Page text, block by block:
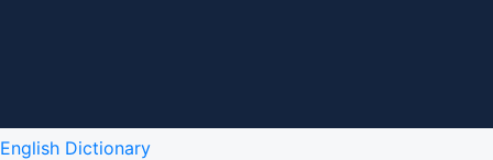
English Dictionary